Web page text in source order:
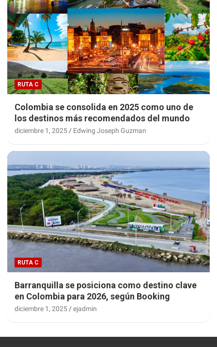
RUTA C
Colombia se consolida en 2025 como uno de
los destinos más recomendados del mundo
diciembre 1, 2025 Edwing Joseph Guzman
RUTA C
Barranquilla se posiciona como destino clave
en Colombia para 2026, según Booking
diciembre 1, 2025 ejadmin